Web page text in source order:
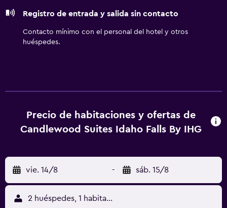
incluyen tabla de planchar con plancha y cortinas opacas.
Se ofrece servicio de limpieza cada semana. Los servicios
de ocio y esparcimiento en este hotel incluyen un centro
posible que se aplique un recargo).
Registro de entrada y salida sin contacto
Contacto mínimo con el personal del hotel y otros
huéspedes.
Precio de habitaciones y ofertas de
Candlewood Suites Idaho Falls By IHG
vie. 14/8 - sáb. 15/8
2 huéspedes, 1 habitación